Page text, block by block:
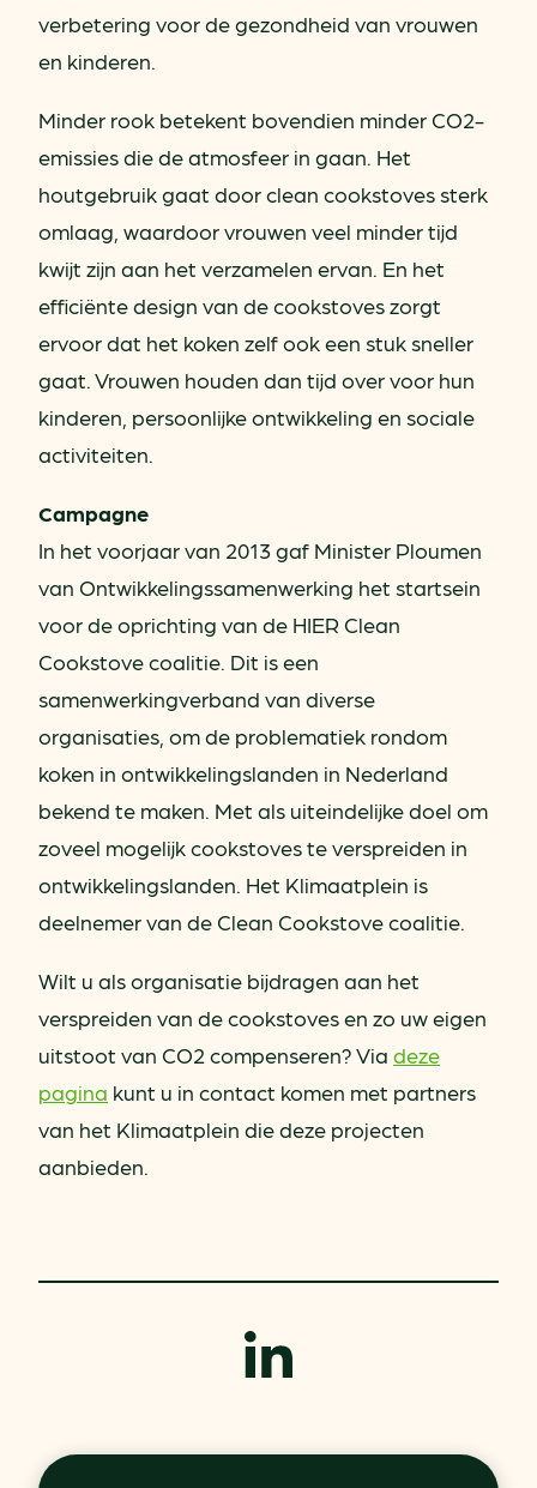
verbetering voor de gezondheid van vrouwen
en kinderen.
Minder rook betekent bovendien minder CO2-
emissies die de atmosfeer in gaan. Het
houtgebruik gaat door clean cookstoves sterk
omlaag, waardoor vrouwen veel minder tijd
kwijt zijn aan het verzamelen ervan. En het
efficiënte design van de cookstoves zorgt
ervoor dat het koken zelf ook een stuk sneller
gaat. Vrouwen houden dan tijd over voor hun
kinderen, persoonlijke ontwikkeling en sociale
activiteiten.
Campagne
In het voorjaar van 2013 gaf Minister Ploumen
van Ontwikkelingssamenwerking het startsein
voor de oprichting van de HIER Clean
Cookstove coalitie. Dit is een
samenwerkingverband van diverse
organisaties, om de problematiek rondom
koken in ontwikkelingslanden in Nederland
bekend te maken. Met als uiteindelijke doel om
zoveel mogelijk cookstoves te verspreiden in
ontwikkelingslanden. Het Klimaatplein is
deelnemer van de Clean Cookstove coalitie.
Wilt u als organisatie bijdragen aan het
verspreiden van de cookstoves en zo uw eigen
uitstoot van CO2 compenseren? Via deze
pagina kunt u in contact komen met partners
van het Klimaatplein die deze projecten
aanbieden.